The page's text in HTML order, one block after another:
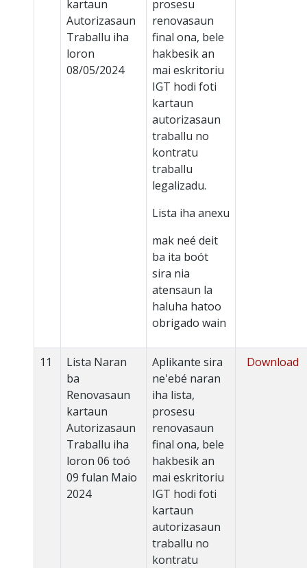
kartaun
Autorizasaun
Traballu iha
loron
08/05/2024
prosesu
renovasaun
final ona, bele
hakbesik an
mai eskritoriu
IGT hodi foti
kartaun
autorizasaun
traballu no
kontratu
traballu
legalizadu.
Lista iha anexu
mak neé deit
ba ita boót
sira nia
atensaun la
haluha hatoo
obrigado wain
11
Lista Naran
ba
Renovasaun
kartaun
Autorizasaun
Traballu iha
loron 06 toó
09 fulan Maio
2024
Aplikante sira
ne'ebé naran
iha lista,
prosesu
renovasaun
final ona, bele
hakbesik an
mai eskritoriu
IGT hodi foti
kartaun
autorizasaun
traballu no
kontratu
Download